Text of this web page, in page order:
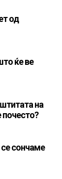
од
ќе ве
на
почесто?
сончаме